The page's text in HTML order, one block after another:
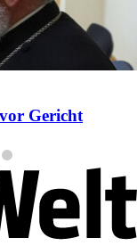
Gericht